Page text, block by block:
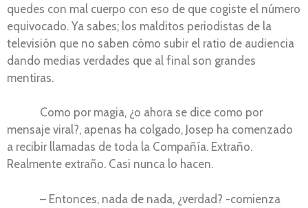
quedes con mal cuerpo con eso de que cogiste el número
equivocado. Ya sabes; los malditos periodistas de la
televisión que no saben cómo subir el ratio de audiencia
dando medias verdades que al final son grandes
mentiras.
Como por magia, ¿o ahora se dice como por
mensaje viral?, apenas ha colgado, Josep ha comenzado
a recibir llamadas de toda la Compañía. Extraño.
Realmente extraño. Casi nunca lo hacen.
– Entonces, nada de nada, ¿verdad? -comienza